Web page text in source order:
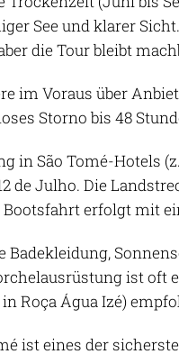
See und klarer
die Tour bleibt
im Voraus über
Storno bis 48
in São Tomé-Hotels
de Julho. Die
Bootsfahrt erfolgt mit
Badekleidung,
ist oft
Roça Água Izé)
ist eines der